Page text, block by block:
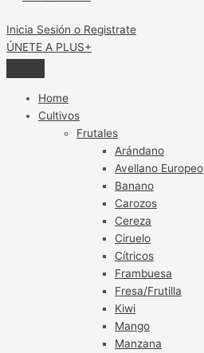
Inicia Sesión o Registrate
ÚNETE A PLUS+
Home
Cultivos
Frutales
Arándano
Avellano Europeo
Banano
Carozos
Cereza
Ciruelo
Cítricos
Frambuesa
Fresa/Frutilla
Kiwi
Mango
Manzana